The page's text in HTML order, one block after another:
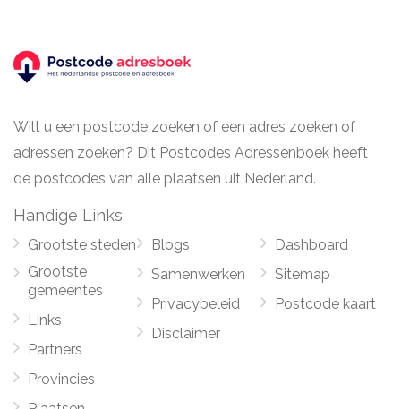
Wilt u een postcode zoeken of een adres zoeken of
adressen zoeken? Dit Postcodes Adressenboek heeft
de postcodes van alle plaatsen uit Nederland.
Handige Links
Grootste steden
Grootste
gemeentes
Links
Partners
Provincies
Blogs
Samenwerken
Privacybeleid
Disclaimer
Dashboard
Sitemap
Postcode kaart